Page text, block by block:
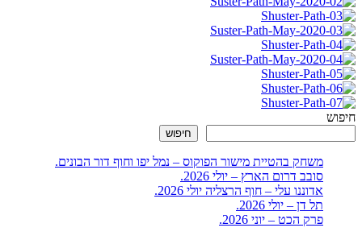
חיפוש
חיפוש
משחק בהטיית מישור הפוקוס – נמל יפו וחוף דור הבונים.
סובב דרום הארץ – יולי 2026.
אדוננו עלי – חוף הרצליה יולי 2026.
תל דן – יולי 2026.
פרק הכט – יוני 2026.